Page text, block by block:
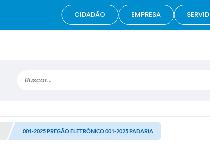
Buscar...
CIDADÃO EMPRESA
001-2025 PREGÃO ELETRÔNICO 001-2025 PADARIA